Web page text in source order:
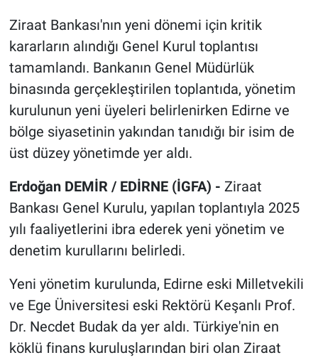
Ziraat Bankası'nın yeni dönemi için kritik
kararların alındığı Genel Kurul toplantısı
tamamlandı. Bankanın Genel Müdürlük
binasında gerçekleştirilen toplantıda, yönetim
kurulunun yeni üyeleri belirlenirken Edirne ve
bölge siyasetinin yakından tanıdığı bir isim de
üst düzey yönetimde yer aldı.
Erdoğan DEMİR / EDİRNE (İGFA) - Ziraat
Bankası Genel Kurulu, yapılan toplantıyla 2025
yılı faaliyetlerini ibra ederek yeni yönetim ve
denetim kurullarını belirledi.
Yeni yönetim kurulunda, Edirne eski Milletvekili
ve Ege Üniversitesi eski Rektörü Keşanlı Prof.
Dr. Necdet Budak da yer aldı. Türkiye'nin en
köklü finans kuruluşlarından biri olan Ziraat